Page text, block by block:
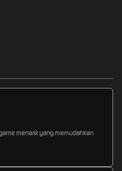
menarik yang memudahkan